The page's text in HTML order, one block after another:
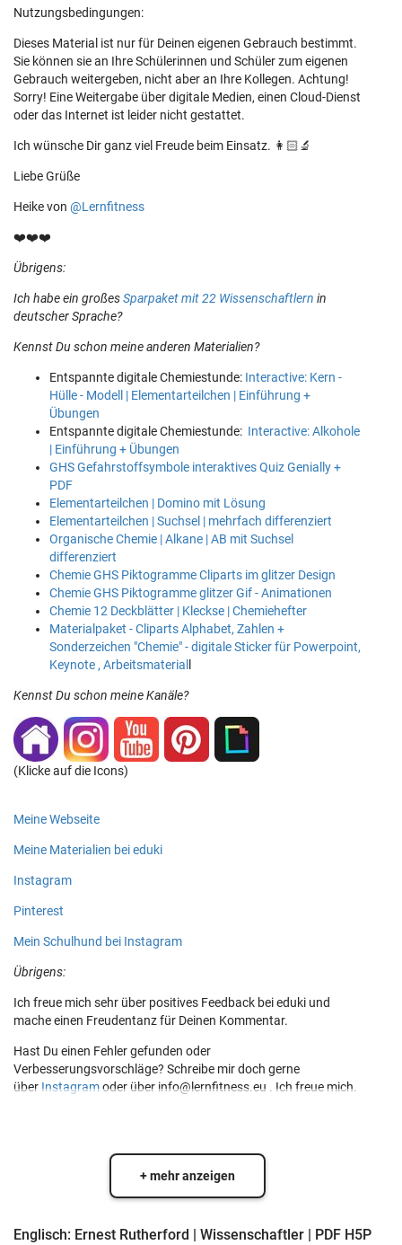
Nutzungsbedingungen:
Dieses Material ist nur für Deinen eigenen Gebrauch bestimmt.
Sie können sie an Ihre Schülerinnen und Schüler zum eigenen
Gebrauch weitergeben, nicht aber an Ihre Kollegen. Achtung!
Sorry! Eine Weitergabe über digitale Medien, einen Cloud-Dienst
oder das Internet ist leider nicht gestattet.
Ich wünsche Dir ganz viel Freude beim Einsatz. 👩🏻‍🔬
Liebe Grüße
Heike von @Lernfitness
❤️❤️❤️
Übrigens:
Ich habe ein großesSparpaket mit 22 Wissenschaftlern in
deutscher Sprache?
Kennst Du schon meine anderen Materialien?
Entspannte digitale Chemiestunde: Interactive: Kern -
Hülle - Modell | Elementarteilchen | Einführung +
Übungen
Entspannte digitale Chemiestunde: Interactive: Alkohole
| Einführung + Übungen
GHS Gefahrstoffsymbole interaktives Quiz Genially +
PDF
Elementarteilchen | Domino mit Lösung
Elementarteilchen | Suchsel | mehrfach differenziert
Organische Chemie | Alkane | AB mit Suchsel
differenziert
Chemie GHS Piktogramme Cliparts im glitzer Design
Chemie GHS Piktogramme glitzer Gif - Animationen
Chemie 12 Deckblätter | Kleckse | Chemiehefter
Materialpaket - Cliparts Alphabet, Zahlen +
Sonderzeichen "Chemie" - digitale Sticker für Powerpoint,
Keynote , Arbeitsmaterial
Kennst Du schon meine Kanäle?
(Klicke auf die Icons)
Meine Webseite
Meine Materialien bei eduki
Instagram
Pinterest
Mein Schulhund bei Instagram
Übrigens:
Ich freue mich sehr über positives Feedback bei eduki und
mache einen Freudentanz für Deinen Kommentar.
Hast Du einen Fehler gefunden oder
Verbesserungsvorschläge? Schreibe mir doch gerne
über Instagramoder über info@lernfitness.eu . Ich freue mich.
+ mehr anzeigen
Englisch: Ernest Rutherford | Wissenschaftler | PDF H5P